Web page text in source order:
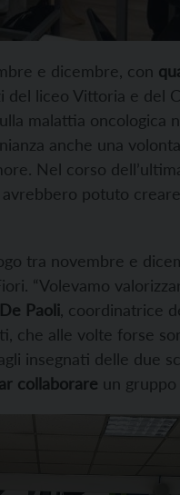
e dicembre, con
del liceo Vittoria e del
malattia oncologica
anche una
Nel corso
potuto
tra novembre e
“Volevamo
Paoli , coordinatrice
che alle volte forse
insegnati delle due
collaborare un gruppo